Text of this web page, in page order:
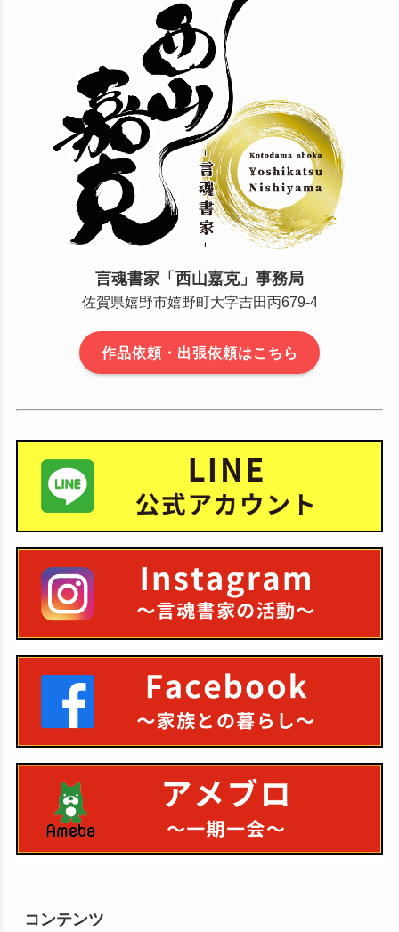
言魂書家「西山嘉克」事務局
佐賀県嬉野市嬉野町大字吉田丙679-4
作品依頼・出張依頼はこちら
コンテンツ